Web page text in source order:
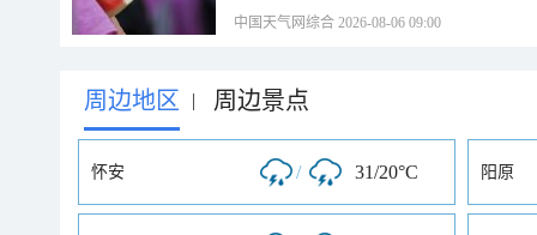
中国天气网综合 2026-08-06 09:00
周边地区 | 周边景点
怀安 / 31/20°C 阳原